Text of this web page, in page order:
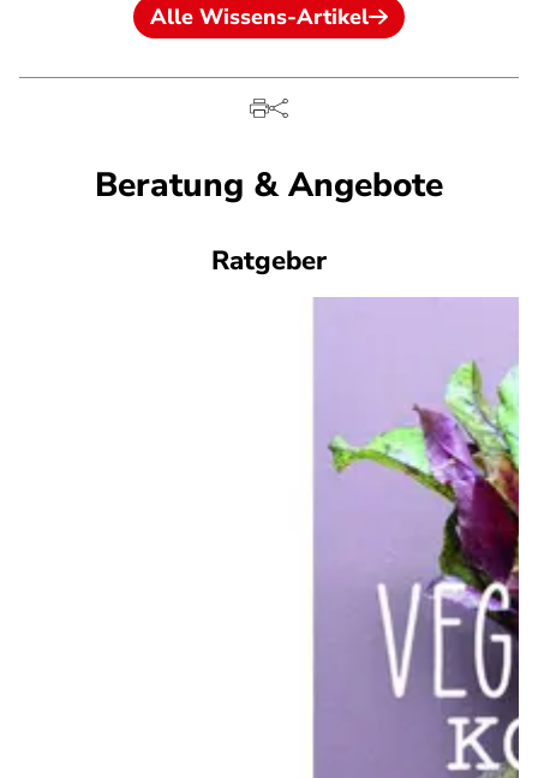
Alle Wissens-Artikel
Beratung & Angebote
Ratgeber